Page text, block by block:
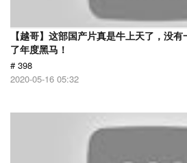
【越哥】这部国产片真是牛上天了，没
了年度黑马！
# 398
2020-05-16 05:32